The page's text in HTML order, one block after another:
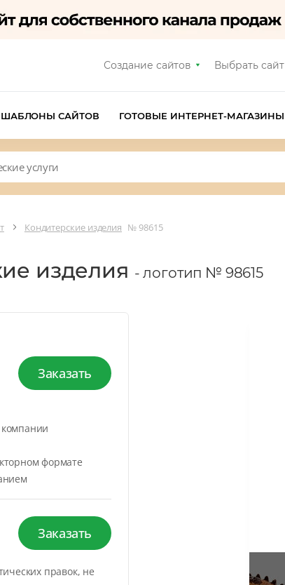
Создание сайтов Выбрать сайт
ШАБЛОНЫ САЙТОВ ГОТОВЫЕ ИНТЕРНЕТ-МАГАЗИНЫ
Кондитерские изделия № 98615
изделия - логотип № 98615
Заказать
формате
Заказать
правок, не